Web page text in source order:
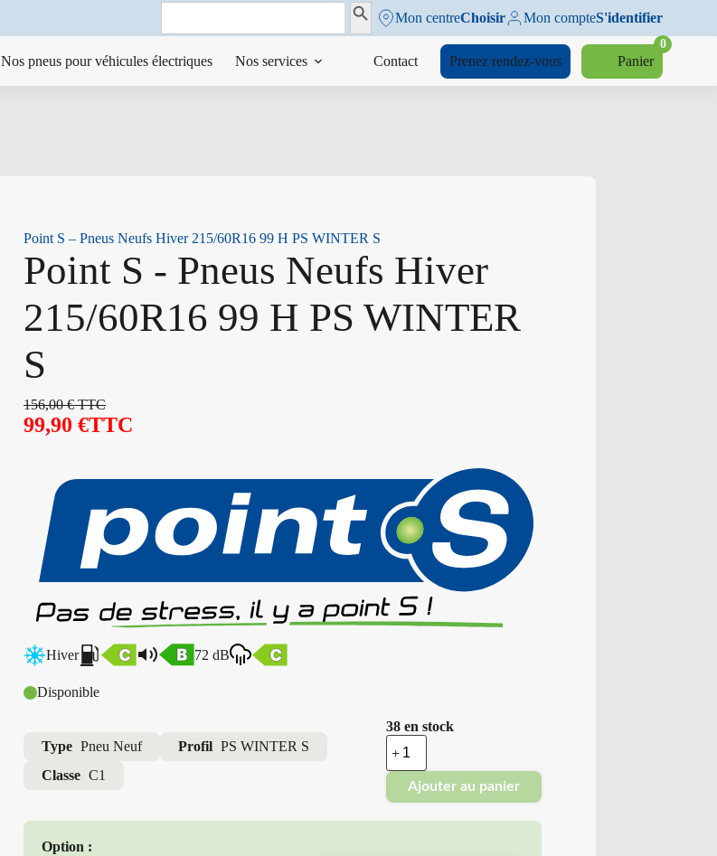
Search
Search ButtonMon centreChoisir Mon compteS'identifier
Nos pneus pour véhicules électriques Nos services Contact Prenez rendez-vous Panier
0
Point S – Pneus Neufs Hiver 215/60R16 99 H PS WINTER S
Point S - Pneus Neufs Hiver
215/60R16 99 H PS WINTER
S
156,00€TTC
99,90€TTC
Hiver 72 dB
Disponible
Type Pneu Neuf Profil PS WINTER S
Classe C1
38 en stock
quantité
de
Point
-
Pneus
Ajouter au panier
Option :